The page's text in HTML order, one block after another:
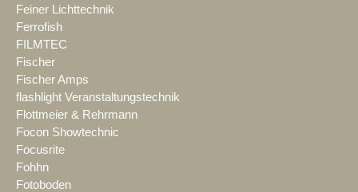
Feiner Lichttechnik
Ferrofish
FILMTEC
Fischer
Fischer Amps
flashlight Veranstaltungstechnik
Flottmeier & Rehrmann
Focon Showtechnic
Focusrite
Fohhn
Fotoboden